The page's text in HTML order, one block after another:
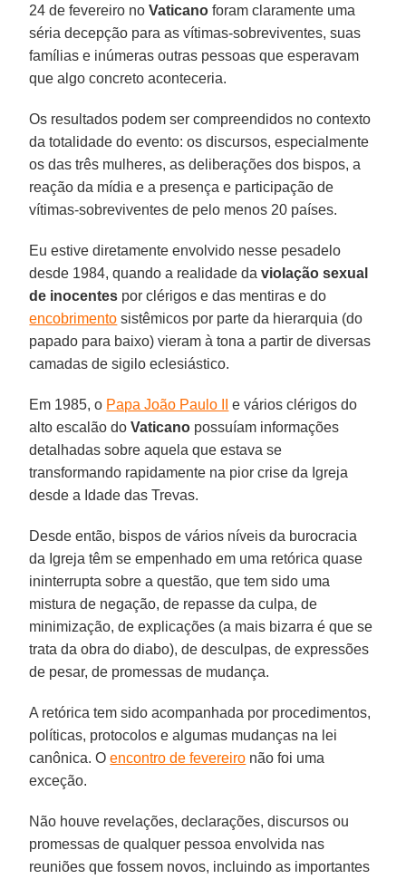
24 de fevereiro noVaticano foram claramente uma
séria decepção para as vítimas-sobreviventes, suas
famílias e inúmeras outras pessoas que esperavam
que algo concreto aconteceria.
Os resultados podem ser compreendidos no contexto
da totalidade do evento: os discursos, especialmente
os das três mulheres, as deliberações dos bispos, a
reação da mídia e a presença e participação de
vítimas-sobreviventes de pelo menos 20 países.
Eu estive diretamente envolvido nesse pesadelo
desde 1984, quando a realidade daviolação sexual
de inocentes por clérigos e das mentiras e do
encobrimento sistêmicos por parte da hierarquia (do
papado para baixo) vieram à tona a partir de diversas
camadas de sigilo eclesiástico.
Em 1985, o Papa João Paulo II
e vários clérigos do
alto escalão doVaticano possuíam informações
detalhadas sobre aquela que estava se
transformando rapidamente na pior crise da Igreja
desde a Idade das Trevas.
Desde então, bispos de vários níveis da burocracia
da Igreja têm se empenhado em uma retórica quase
ininterrupta sobre a questão, que tem sido uma
mistura de negação, de repasse da culpa, de
minimização, de explicações (a mais bizarra é que se
trata da obra do diabo), de desculpas, de expressões
de pesar, de promessas de mudança.
A retórica tem sido acompanhada por procedimentos,
políticas, protocolos e algumas mudanças na lei
canônica. Oencontro de fevereiro não foi uma
exceção.
Não houve revelações, declarações, discursos ou
promessas de qualquer pessoa envolvida nas
reuniões que fossem novos, incluindo as importantes